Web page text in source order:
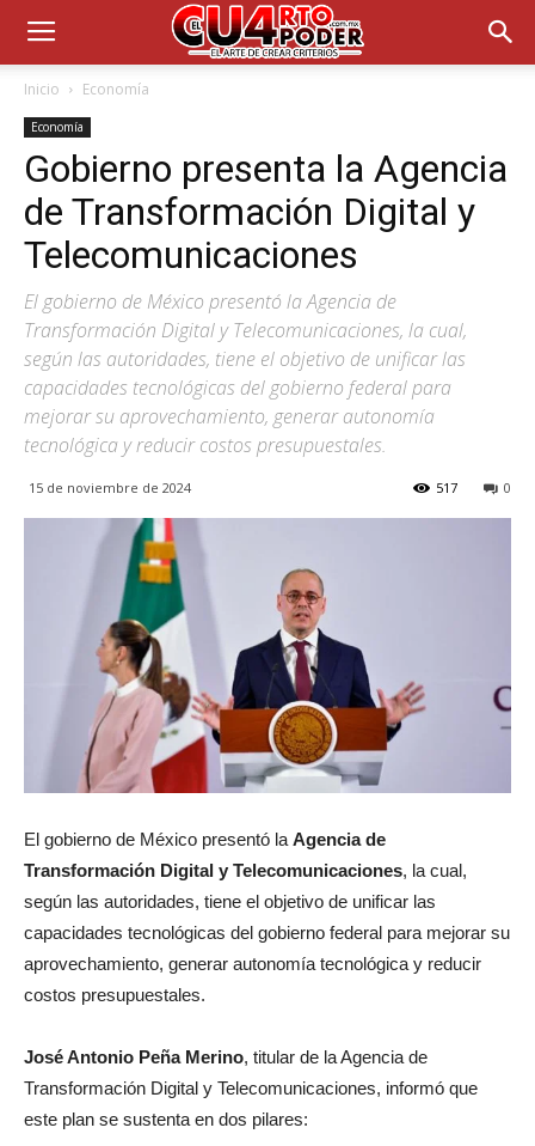
Inicio Economía
Economía
Gobierno presenta la Agencia
de Transformación Digital y
Telecomunicaciones
El gobierno de México presentó la Agencia de
Transformación Digital y Telecomunicaciones, la cual,
según las autoridades, tiene el objetivo de unificar las
capacidades tecnológicas del gobierno federal para
mejorar su aprovechamiento, generar autonomía
tecnológica y reducir costos presupuestales.
15 de noviembre de 2024 0
517
El gobierno de México presentó la Agencia de
Transformación Digital y Telecomunicaciones, la cual,
según las autoridades, tiene el objetivo de unificar las
capacidades tecnológicas del gobierno federal para mejorar su
aprovechamiento, generar autonomía tecnológica y reducir
costos presupuestales.
José Antonio Peña Merino, titular de la Agencia de
Transformación Digital y Telecomunicaciones, informó que
este plan se sustenta en dos pilares: